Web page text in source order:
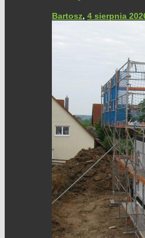
Bartosz, 4 sierpnia